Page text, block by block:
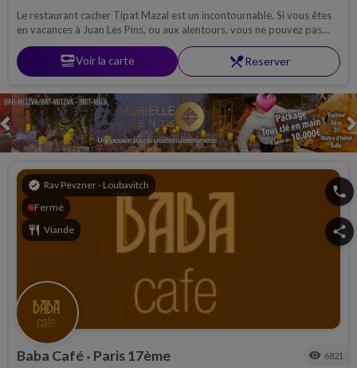
Le restaurant cacher Tipat Mazal est un incontournable. Si vous êtes
en vacances à Juan Les Pins, ou aux alentours, vous ne pouvez pas
passer à côté du Tipat Mazal ! Spécialisé dans la cuisine tunisienne et
les repas de shabbat !
set_mealVoir la carte restaurant_menuReserver
Previous
verified Rav Pevzner - Loubavitch
Fermé
restaurant Viande
phone
share
Baba Café • Paris 17ème visibility 6821